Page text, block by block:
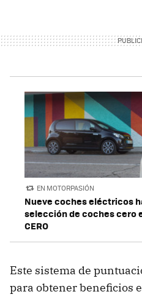
EN MOTORPASIÓN
Nueve coches eléctricos
selección de coches cero
CERO
Este sistema de
para obtener beneficios